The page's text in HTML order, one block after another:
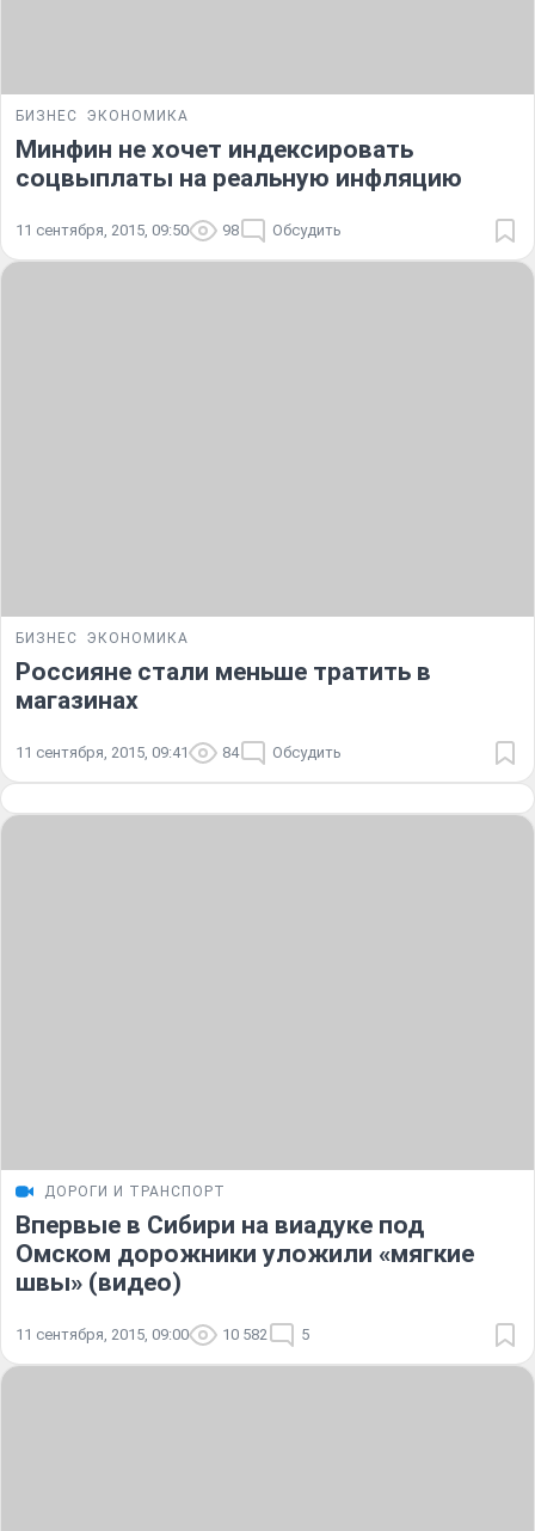
БИЗНЕС ЭКОНОМИКА
Минфин не хочет индексировать
соцвыплаты на реальную инфляцию
11 сентября, 2015, 09:50 98 Обсудить
БИЗНЕС ЭКОНОМИКА
Россияне стали меньше тратить в
магазинах
11 сентября, 2015, 09:41 84 Обсудить
ДОРОГИ И ТРАНСПОРТ
Впервые в Сибири на виадуке под
Омском дорожники уложили «мягкие
швы» (видео)
11 сентября, 2015, 09:00 10 582 5